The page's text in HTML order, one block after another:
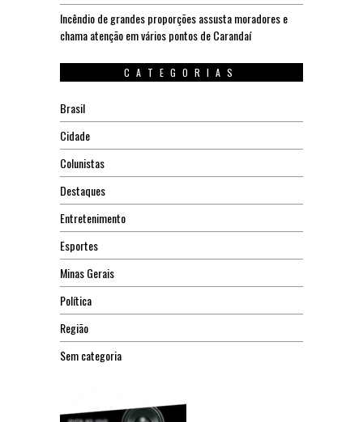
Incêndio de grandes proporções assusta moradores e
chama atenção em vários pontos de Carandaí
CATEGORIAS
Brasil
Cidade
Colunistas
Destaques
Entretenimento
Esportes
Minas Gerais
Política
Região
Sem categoria